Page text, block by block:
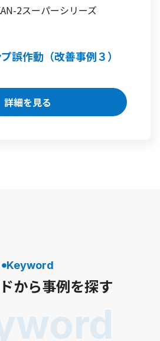
2スーパーシリーズ
誤作動（改善事例３）
詳細を見る
Keyword
から事例を探す